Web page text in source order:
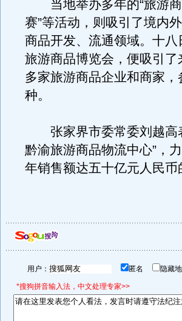
当地举办多年的“旅游商
赛”等活动，则吸引了境内
商品开发、流通领域。十
旅游商品博览会，便吸引
多家旅游商品企业和商家
种。
张家界市委常委刘越高
黔渝旅游商品物流中心”，
年销售额达五十亿元人民币
用户： 匿名 隐藏
*搜狗拼音输入法，中文处理专家>>